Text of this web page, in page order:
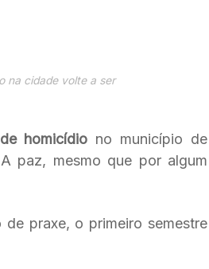
na cidade volte a ser
homicídio no município de
paz, mesmo que por algum
praxe, o primeiro semestre